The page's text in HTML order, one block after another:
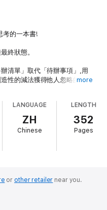
考的一本書!
終狀態。
清單」取代「待辦事項」,用
性的減法獲得他人忽略的機
瑞華(政大商學院教授)、黃麗
裁)、陳威帆(Fourdesire創辦
志(資深科技媒體評論者,曾任
輯總監)、洪培芸(臨床心理
)推薦。
我們需要三本書,才能解決不
!
more
LANGUAGE
ZH
Chinese
LENGTH
352
Pages
or other retailer near you.